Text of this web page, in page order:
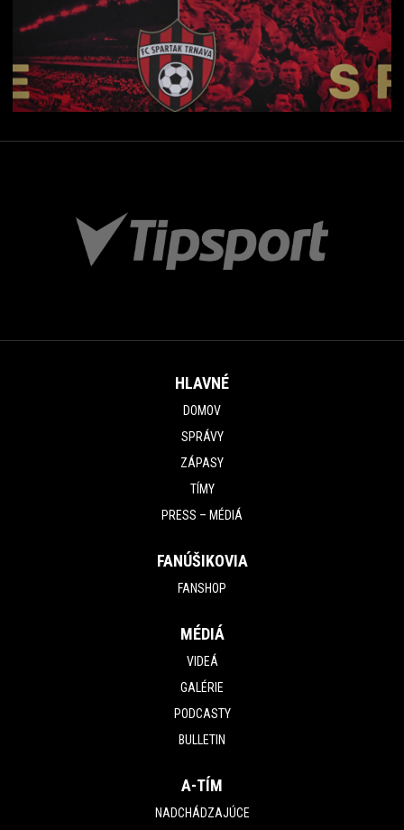
HLAVNÉ
DOMOV
SPRÁVY
ZÁPASY
TÍMY
PRESS – MÉDIÁ
FANÚŠIKOVIA
FANSHOP
MÉDIÁ
VIDEÁ
GALÉRIE
PODCASTY
BULLETIN
A-TÍM
NADCHÁDZAJÚCE